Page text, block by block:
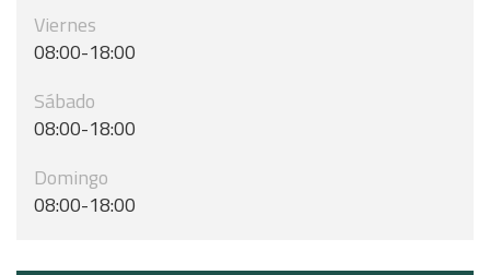
Viernes
08:00-18:00
Sábado
08:00-18:00
Domingo
08:00-18:00